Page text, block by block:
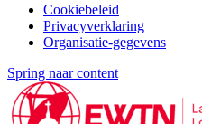
Cookiebeleid
Privacyverklaring
Organisatie-gegevens
Spring naar content